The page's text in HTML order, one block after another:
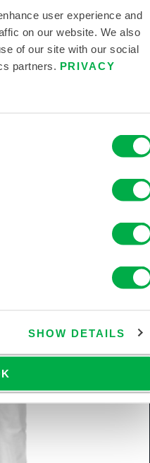
user experience and
on our website. We also
of our site with our social
partners. PRIVACY
SHOW DETAILS